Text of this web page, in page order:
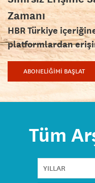
Zamanı
HBR Türkiye
platformlardan
ABONELİĞİMİ BAŞLAT
Tüm